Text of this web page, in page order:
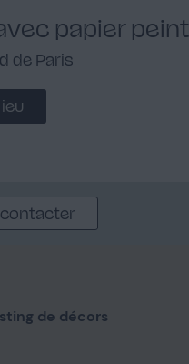
papier peint
de Paris
de décors